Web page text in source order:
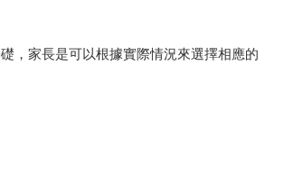
，家長是可以根據實際情況來選擇相應的